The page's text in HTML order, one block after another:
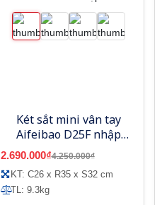
Két sắt mini vân tay
Aifeibao D25F nhập
khẩu
2.690.000₫4.250.000₫
KT: C26 x R35 x S32 cm
TL: 9.3kg